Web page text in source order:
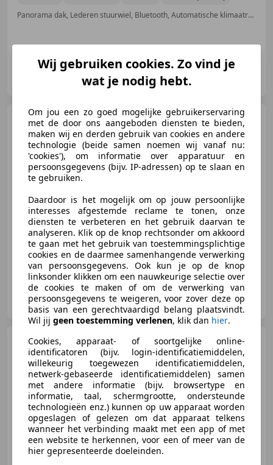
Panorama dak, Lederen stuurwiel, Bluetooth, Automatische klimaatregeling, Lichtmetalen velgen, Regensensor, Zij-airbags, Startonderbreker
Ed-Kar Import en Export
NL-3076 JA ROTTERDAM
Peugeot 5008 1.2 PureTech
GT-Line Avantage PANO CAMERA
CRUISE E
€ 16.000 1
05/2017 96.162 km Benzine
96 kW (131 PK)
R.T.O. Autoservice Stadskanaal
NL-9502 EZ STADSKANAAL
Peugeot 5008
e-5008 GT 73
kWh 7p | Luxe Leder |
elektrische sto
€ 40.000 1
Wij gebruiken cookies. Zo vind je
wat je nodig hebt.
Om jou een zo goed mogelijke gebruikerservaring
met de door ons aangeboden diensten te bieden,
maken wij en derden gebruik van cookies en andere
technologie (beide samen noemen wij vanaf nu:
'cookies'), om informatie over apparatuur en
persoonsgegevens (bijv. IP-adressen) op te slaan en
te gebruiken.
Daardoor is het mogelijk om op jouw persoonlijke
interesses afgestemde reclame te tonen, onze
diensten te verbeteren en het gebruik daarvan te
analyseren. Klik op de knop rechtsonder om akkoord
te gaan met het gebruik van toestemmingsplichtige
cookies en de daarmee samenhangende verwerking
van persoonsgegevens. Ook kun je op de knop
linksonder klikken om een nauwkeurige selectie over
de cookies te maken of om de verwerking van
persoonsgegevens te weigeren, voor zover deze op
basis van een gerechtvaardigd belang plaatsvindt.
Wil jij geen toestemming verlenen, klik dan hier.
Cookies, apparaat- of soortgelijke online-
identificatoren (bijv. login-identificatiemiddelen,
willekeurig toegewezen identificatiemiddelen,
netwerk-gebaseerde identificatiemiddelen) samen
met andere informatie (bijv. browsertype en
informatie, taal, schermgrootte, ondersteunde
technologieën enz.) kunnen op uw apparaat worden
opgeslagen of gelezen om dat apparaat telkens
wanneer het verbinding maakt met een app of met
een website te herkennen, voor een of meer van de
hier gepresenteerde doeleinden.